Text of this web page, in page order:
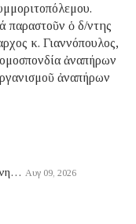
παραστοῦν ὁ δ/ντης
κ. Γιαννόπουλος,
ἀναπήρων
ἀναπήρων
Αυγ 09, 2026